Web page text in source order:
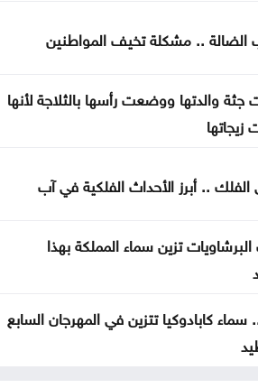
بأكثر من لغة يبطئ الشيخوخة
الضالة .. مشكلة تخيف المواطنين
والدتها ووضعت رأسها بالثلاجة لأنها
.. أبرز الأحداث الفلكية في آب
تزين سماء المملكة بهذا
سماء كابادوكيا تتزين في المهرجان السابع